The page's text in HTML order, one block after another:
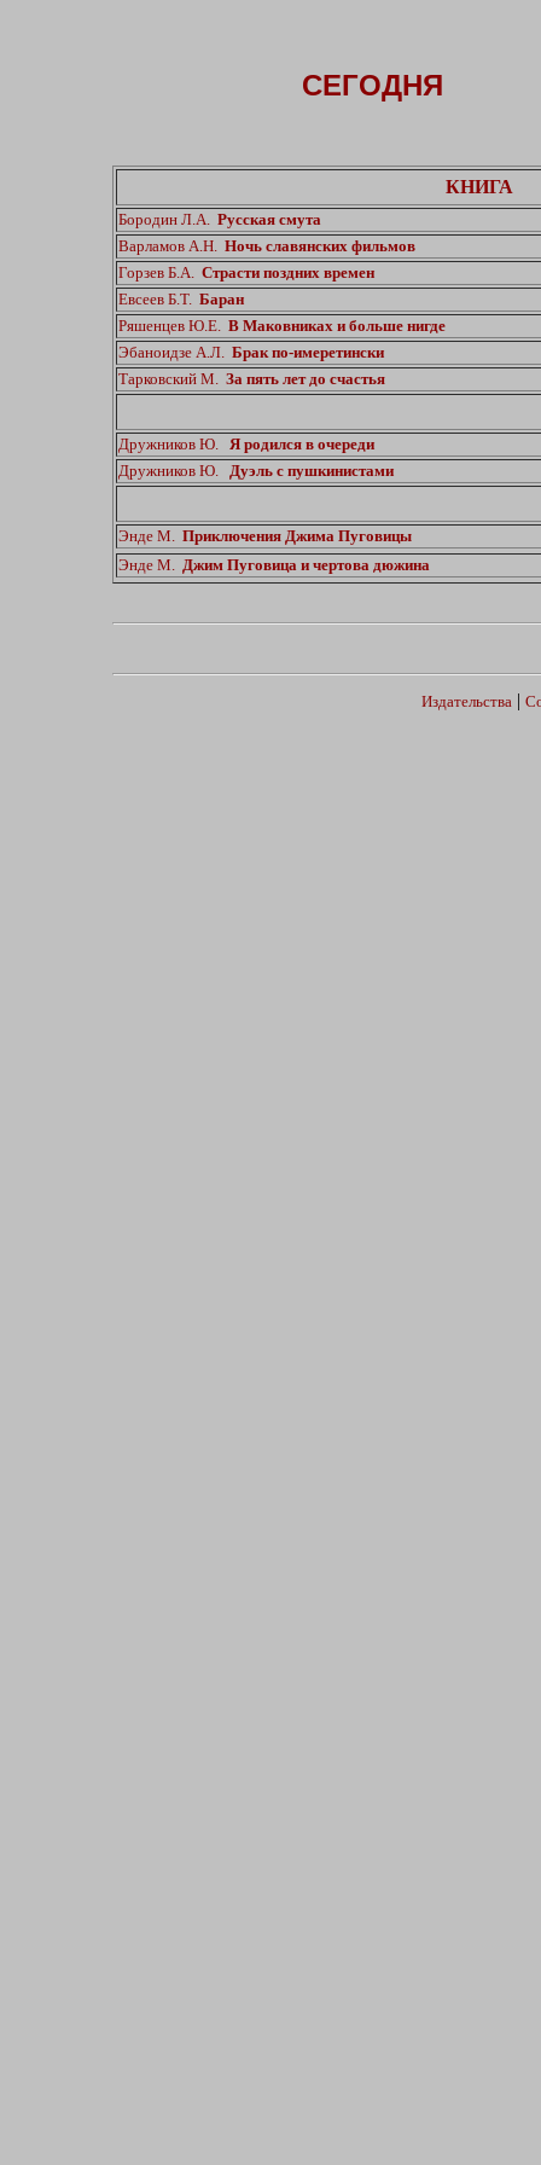
СЕГОДНЯ
КНИГА
Бородин Л.А. Русская смута
Варламов А.Н. Ночь славянских фильмов
Горзев Б.А. Страсти поздних времен
Евсеев Б.Т. Баран
Ряшенцев Ю.Е. В Маковниках и больше нигде
Эбаноидзе А.Л. Брак по-имеретински
Тарковский М. За пять лет до счастья
Дружников Ю. Я родился в очереди
Дружников Ю. Дуэль с пушкинистами
Энде М. Приключения Джима Пуговицы
Энде М. Джим Пуговица и чертова дюжина
Издательства |